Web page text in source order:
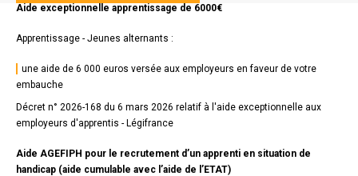
Titre
bloc
Texte
Aide exceptionnelle apprentissage de 6000€
Apprentissage - Jeunes alternants :
une aide de 6 000 euros versée aux employeurs en faveur de votre
embauche
Décret n° 2026-168 du 6 mars 2026 relatif à l'aide exceptionnelle aux
employeurs d'apprentis - Légifrance
Texte
Aide AGEFIPH pour le recrutement d’un apprenti en situation de
handicap (aide cumulable avec l’aide de l’ETAT)